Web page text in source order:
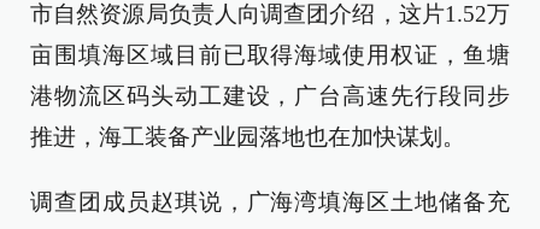
市自然资源局负责人向调查团介绍，这片1.52万
亩围填海区域目前已取得海域使用权证，鱼塘
港物流区码头动工建设，广台高速先行段同步
推进，海工装备产业园落地也在加快谋划。
调查团成员赵琪说，广海湾填海区土地储备充